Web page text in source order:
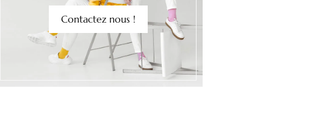
Contactez nous !